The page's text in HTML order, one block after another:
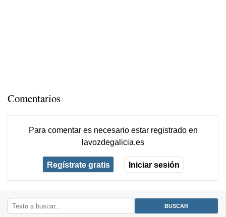
Comentarios
Para comentar es necesario estar registradoen
lavozdegalicia.es
Regístrate gratis Iniciar sesión